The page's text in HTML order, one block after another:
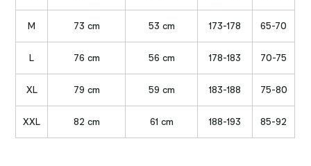
M 73 cm 53 cm 173-178 65-70
L 76 cm 56 cm 178-183 70-75
XL 79 cm 59 cm 183-188 75-80
XXL 82 cm 61 cm 188-193 85-92